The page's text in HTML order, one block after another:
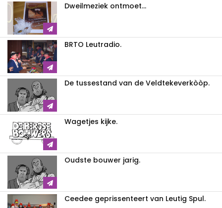
Dweilmeziek ontmoet...
BRTO Leutradio.
De tussestand van de Veldtekeverkòòp.
Wagetjes kijke.
Oudste bouwer jarig.
Ceedee geprissenteert van Leutig Spul.